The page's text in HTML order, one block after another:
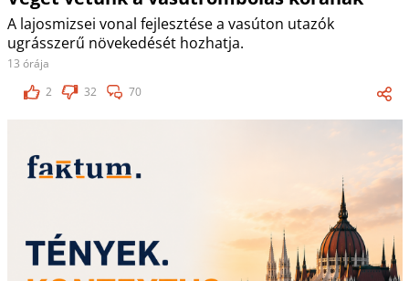
A lajosmizsei vonal fejlesztése a vasúton utazók
ugrásszerű növekedését hozhatja.
13 órája
2
32 70